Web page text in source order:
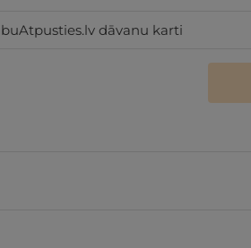
dāvanu karti